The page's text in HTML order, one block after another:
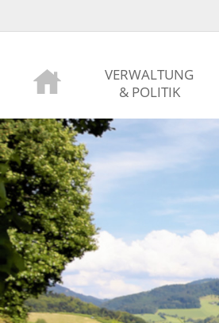
VERWALTUNG
& POLITIK